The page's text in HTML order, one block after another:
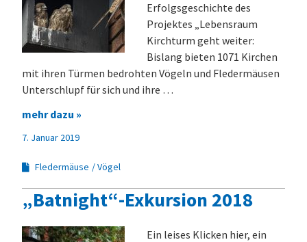
Erfolgsgeschichte des
Projektes „Lebensraum
Kirchturm geht weiter:
Bislang bieten 1071 Kirchen
mit ihren Türmen bedrohten Vögeln und Fledermäusen
Unterschlupf für sich und ihre …
mehr dazu »
7. Januar 2019
Fledermäuse Vögel
„Batnight“-Exkursion 2018
Ein leises Klicken hier, ein